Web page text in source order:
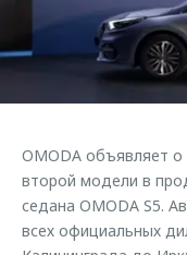
Страхование
Кредитный
Оригинальные
Запчасти
Трейд-ин
Клиентская
O&J Автоклуб
Клуб владельцев
Аксессуары
Одежда и сувениры
Обратная связь
OMODA объявляет
второй модели в
седана OMODA S5.
всех официальных